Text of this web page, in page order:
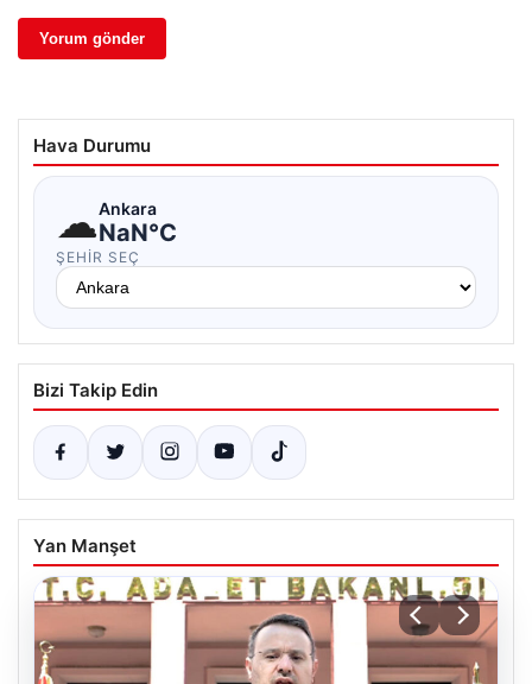
Hava Durumu
☁Ankara
NaN°C
ŞEHIR SEÇ
Bizi Takip Edin
Yan Manşet